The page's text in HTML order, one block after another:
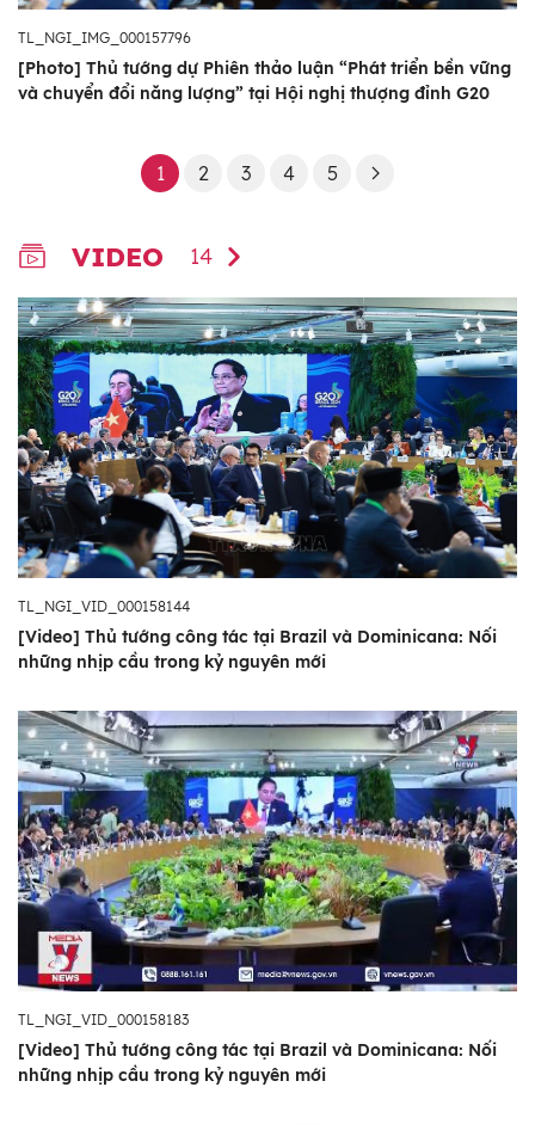
TL_NGI_IMG_000157796
[Photo] Thủ tướng dự Phiên thảo luận “Phát triển bền vững
và chuyển đổi năng lượng” tại Hội nghị thượng đỉnh G20
1 2 3 4 5
VIDEO 14
TL_NGI_VID_000158144
[Video] Thủ tướng công tác tại Brazil và Dominicana: Nối
những nhịp cầu trong kỷ nguyên mới
TL_NGI_VID_000158183
[Video] Thủ tướng công tác tại Brazil và Dominicana: Nối
những nhịp cầu trong kỷ nguyên mới